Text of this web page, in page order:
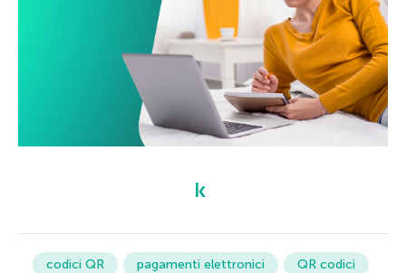
codici QR pagamenti elettronici
QR codici